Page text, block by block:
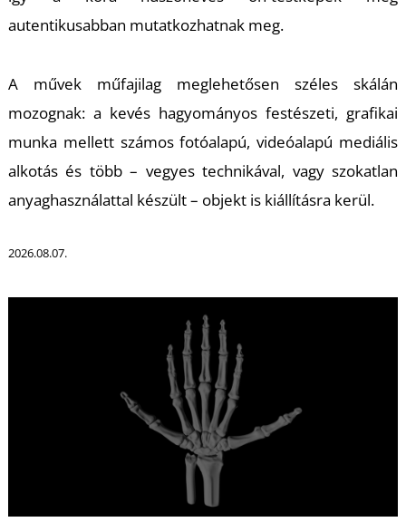
autentikusabban mutatkozhatnak meg.
A művek műfajilag meglehetősen széles skálán
mozognak: a kevés hagyományos festészeti, grafikai
munka mellett számos fotóalapú, videóalapú mediális
alkotás és több – vegyes technikával, vagy szokatlan
anyaghasználattal készült – objekt is kiállításra kerül.
2026.08.07.